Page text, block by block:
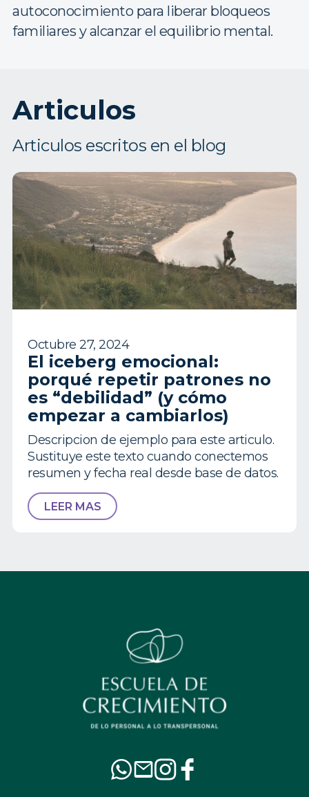
autoconocimiento para liberar bloqueos
familiares y alcanzar el equilibrio mental.
Articulos
Articulos escritos en el blog
Octubre 27, 2024
El iceberg emocional:
porqué repetir patrones no
es “debilidad” (y cómo
empezar a cambiarlos)
Descripcion de ejemplo para este articulo.
Sustituye este texto cuando conectemos
resumen y fecha real desde base de datos.
LEER MAS